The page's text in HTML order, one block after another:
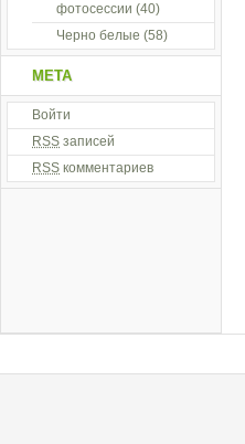
фотосессии (40)
Черно белые (58)
МЕТА
Войти
RSS записей
RSS комментариев